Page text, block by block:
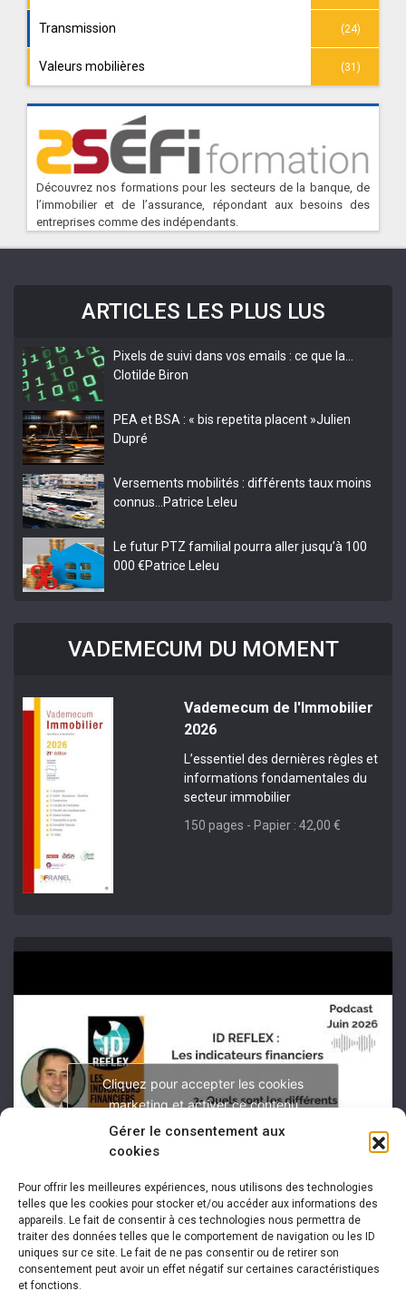
Gérer le consentement aux
cookies
Pour offrir les meilleures expériences, nous utilisons des technologies
telles que les cookies pour stocker et/ou accéder aux informations des
appareils. Le fait de consentir à ces technologies nous permettra de
traiter des données telles que le comportement de navigation ou les ID
uniques sur ce site. Le fait de ne pas consentir ou de retirer son
consentement peut avoir un effet négatif sur certaines caractéristiques
et fonctions.
Transmission (24)
Valeurs mobilières (31)
Découvrez nos formations pour les secteurs de la banque, de
l’immobilier et de l’assurance, répondant aux besoins des
entreprises comme des indépendants.
ARTICLES LES PLUS LUS
Pixels de suivi dans vos emails : ce que la…
Clotilde Biron
PEA et BSA : « bis repetita placent »Julien
Dupré
Versements mobilités : différents taux moins
connus…
Patrice Leleu
Le futur PTZ familial pourra aller jusqu’à 100
000 €Patrice Leleu
VADEMECUM DU MOMENT
Vademecum de l'Immobilier
2026
L’essentiel des dernières règles et
informations fondamentales du
secteur immobilier
150 pages - Papier : 42,00 €
Cliquez pour accepter les cookies
marketing et activer ce contenu